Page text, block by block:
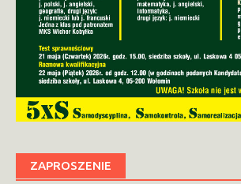
ZAPROSZENIE